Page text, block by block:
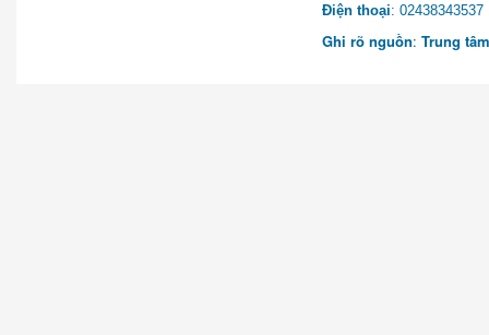
Điện thoại:
Ghi rõ nguồn: Trung